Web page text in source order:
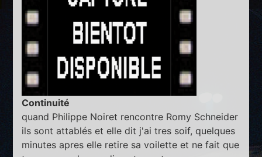
Continuité
quand Philippe Noiret rencontre Romy Schneider
ils sont attablés et elle dit j'ai tres soif, quelques
minutes apres elle retire sa voilette et ne fait que